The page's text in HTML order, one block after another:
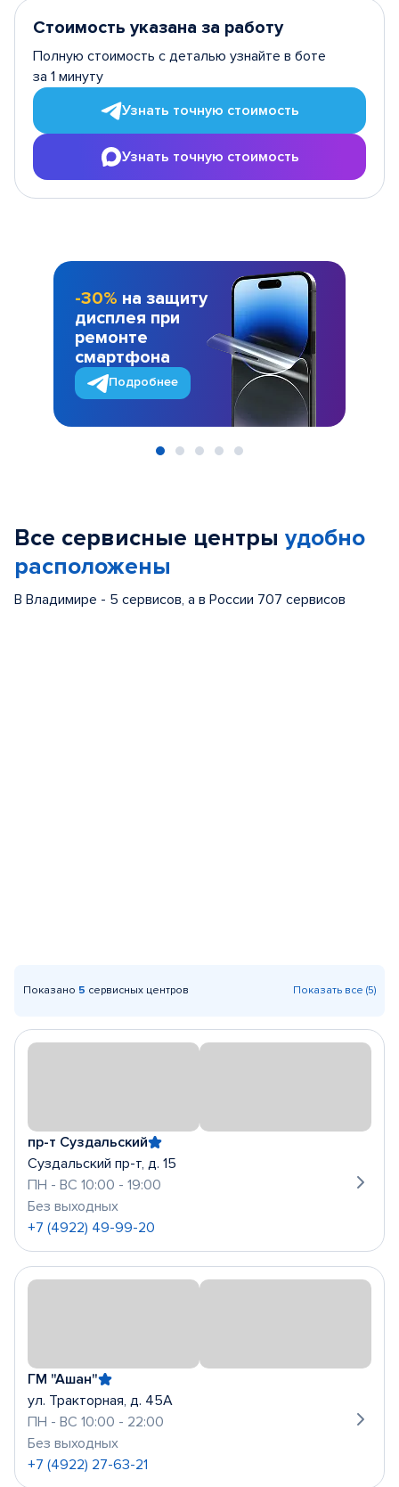
Стоимость указана за работу
Полную стоимость с деталью узнайте в боте
за 1 минуту
Узнать точную стоимость
Узнать точную стоимость
-30% на защиту
дисплея при
ремонте
смартфона
Подробнее
Все сервисные центры удобно
расположены
В Владимире - 5 сервисов, а в России 707 сервисов
Показано 5 сервисных центров Показать все (5)
пр-т Суздальский
Суздальский пр-т, д. 15
ПН - ВС 10:00 - 19:00
Без выходных
+7 (4922) 49-99-20
ГМ "Ашан"
ул. Тракторная, д. 45А
ПН - ВС 10:00 - 22:00
Без выходных
+7 (4922) 27-63-21